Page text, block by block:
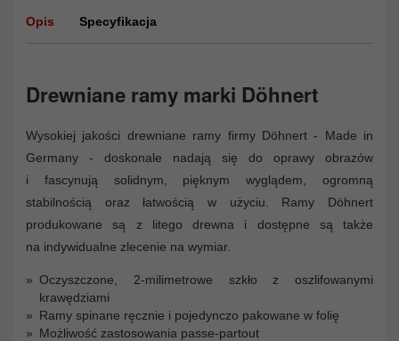
Opis Specyfikacja
Drewniane ramy marki Döhnert
Wysokiej jakości drewniane ramy firmy Döhnert - Made in
Germany - doskonale nadają się do oprawy obrazów
i fascynują solidnym, pięknym wyglądem, ogromną
stabilnością oraz łatwością w użyciu. Ramy Döhnert
produkowane są z litego drewna i dostępne są także
na indywidualne zlecenie na wymiar.
Oczyszczone, 2-milimetrowe szkło z oszlifowanymi
krawędziami
Ramy spinane ręcznie i pojedynczo pakowane w folię
Możliwość zastosowania passe-partout